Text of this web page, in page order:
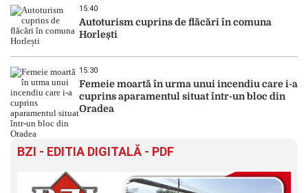
15:40
Autoturism cuprins de flăcări în comuna
Horlești
15:30
Femeie moartă în urma unui incendiu care i-a
cuprins aparamentul situat într-un bloc din
Oradea
BZI - EDITIA DIGITALĂ - PDF